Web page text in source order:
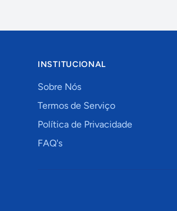
INSTITUCIONAL
Sobre Nós
Termos de Serviço
Política de Privacidade
FAQ's